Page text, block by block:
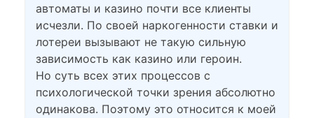
автоматы и казино почти все клиенты
исчезли. По своей наркогенности ставки и
лотереи вызывают не такую сильную
зависимость как казино или героин.
Но суть всех этих процессов с
психологической точки зрения абсолютно
одинакова. Поэтому это относится к моей